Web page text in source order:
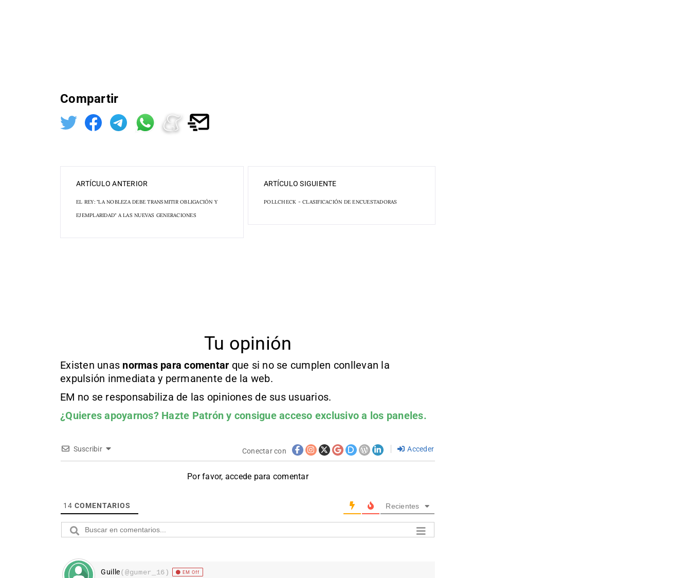
Compartir
ARTÍCULO ANTERIOR
EL REY: "LA NOBLEZA DEBE TRANSMITIR OBLIGACIÓN Y
EJEMPLARIDAD" A LAS NUEVAS GENERACIONES
ARTÍCULO SIGUIENTE
POLLCHECK - CLASIFICACIÓN DE ENCUESTADORAS
Tu opinión
Existen unas normas para comentar que si no se cumplen conllevan la
expulsión inmediata y permanente de la web.
EM no se responsabiliza de las opiniones de sus usuarios.
¿Quieres apoyarnos? Hazte Patrón y consigue acceso exclusivo a los paneles.
Suscribir Conectar con Acceder
Por favor, accede para comentar
14 COMENTARIOS Recientes
Guille(@gumer_16) EM Off